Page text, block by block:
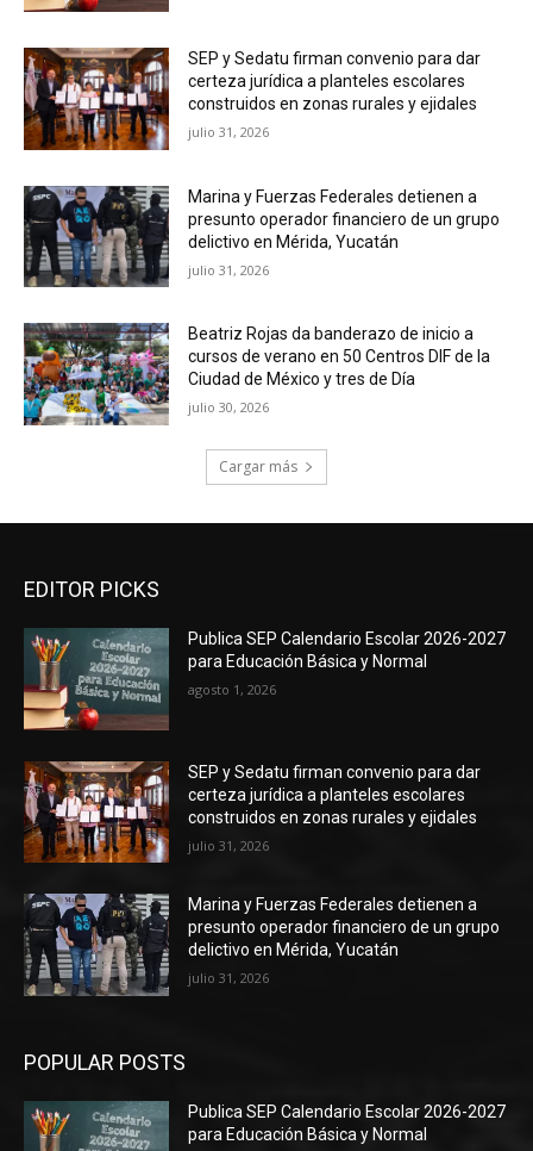
SEP y Sedatu firman convenio para dar
certeza jurídica a planteles escolares
construidos en zonas rurales y ejidales
julio 31, 2026
Marina y Fuerzas Federales detienen a
presunto operador financiero de un grupo
delictivo en Mérida, Yucatán
julio 31, 2026
Beatriz Rojas da banderazo de inicio a
cursos de verano en 50 Centros DIF de la
Ciudad de México y tres de Día
julio 30, 2026
Cargar más
EDITOR PICKS
Publica SEP Calendario Escolar 2026-2027
para Educación Básica y Normal
agosto 1, 2026
SEP y Sedatu firman convenio para dar
certeza jurídica a planteles escolares
construidos en zonas rurales y ejidales
julio 31, 2026
Marina y Fuerzas Federales detienen a
presunto operador financiero de un grupo
delictivo en Mérida, Yucatán
julio 31, 2026
POPULAR POSTS
Publica SEP Calendario Escolar 2026-2027
para Educación Básica y Normal